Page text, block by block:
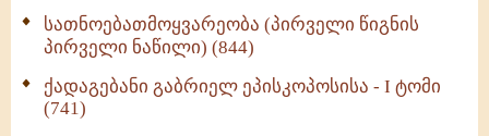
სათნოებათმოყვარეობა (პირველი წიგნის
პირველი ნაწილი) (844)
ქადაგებანი გაბრიელ ეპისკოპოსისა - I ტომი
(741)